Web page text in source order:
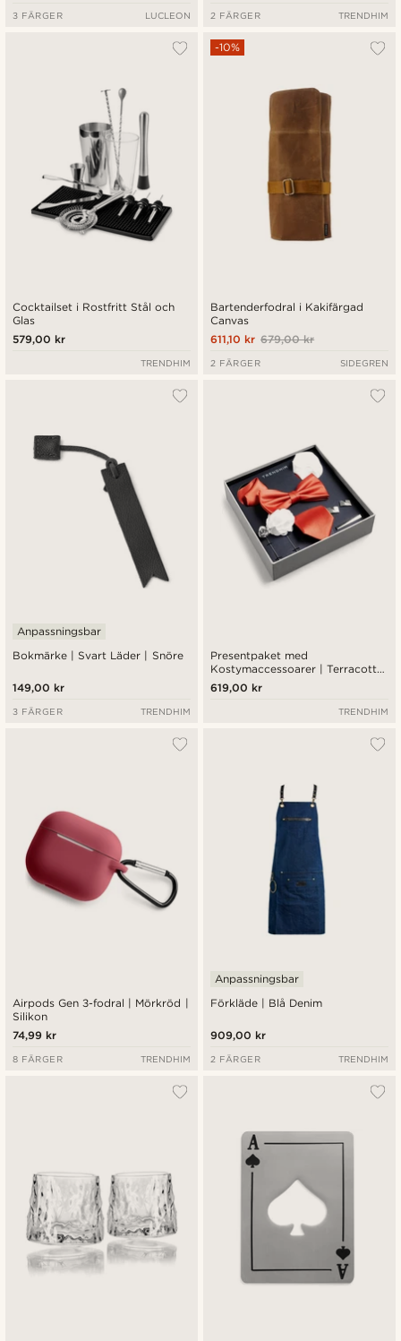
3 FÄRGER LUCLEON 2 FÄRGER TRENDHIM
Cocktailset i Rostfritt Stål och
Glas
579,00 kr
TRENDHIM
Bartenderfodral i Kakifärgad
Canvas
-10%
679,00 kr
611,10 kr
2 FÄRGER SIDEGREN
Bokmärke | Svart Läder | Snöre
Anpassningsbar
149,00 kr
3 FÄRGER TRENDHIM
Presentpaket med
Kostymaccessoarer | Terracotta,
Vitt & Silverfärgat Paket
619,00 kr
TRENDHIM
Airpods Gen 3-fodral | Mörkröd |
Silikon
74,99 kr
8 FÄRGER TRENDHIM
Förkläde | Blå Denim
Anpassningsbar
909,00 kr
2 FÄRGER TRENDHIM